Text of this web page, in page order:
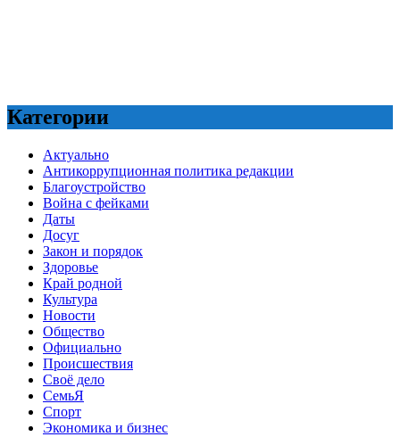
Категории
Актуально
Антикоррупционная политика редакции
Благоустройство
Война с фейками
Даты
Досуг
Закон и порядок
Здоровье
Край родной
Культура
Новости
Общество
Официально
Происшествия
Своё дело
СемьЯ
Спорт
Экономика и бизнес